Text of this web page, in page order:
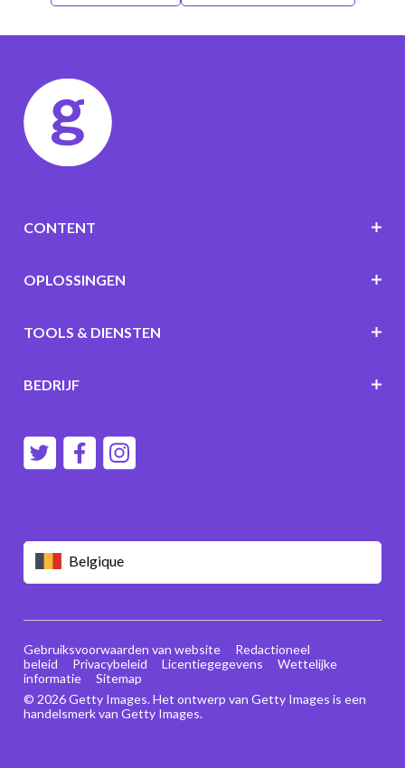
Belgique
CONTENT
OPLOSSINGEN
TOOLS & DIENSTEN
BEDRIJF
© 2026 Getty Images. Het ontwerp van Getty Images is een
handelsmerk van Getty Images.
Gebruiksvoorwaarden van website
Redactioneel
beleid
Privacybeleid Licentiegegevens
Wettelijke
informatie
Sitemap